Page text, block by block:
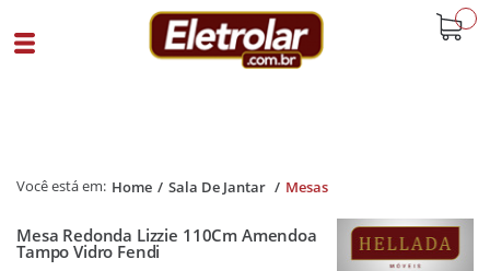
Home Sala De Jantar Mesas
Mesa Redonda Lizzie 110Cm Amendoa
Tampo Vidro Fendi